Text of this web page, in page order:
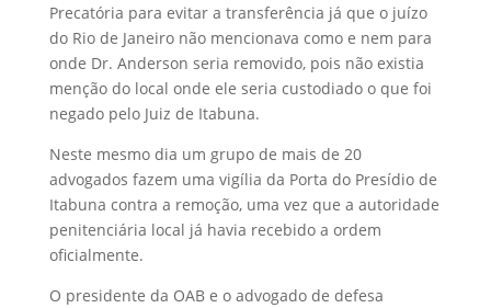
Precatória para evitar a transferência já que o juízo
do Rio de Janeiro não mencionava como e nem para
onde Dr. Anderson seria removido, pois não existia
menção do local onde ele seria custodiado o que foi
negado pelo Juiz de Itabuna.
Neste mesmo dia um grupo de mais de 20
advogados fazem uma vigília da Porta do Presídio de
Itabuna contra a remoção, uma vez que a autoridade
penitenciária local já havia recebido a ordem
oficialmente.
O presidente da OAB e o advogado de defesa